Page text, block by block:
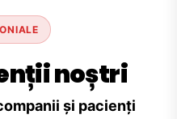
noștri
și pacienți